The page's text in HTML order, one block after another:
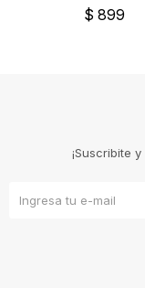
color blanco
$ 899
¡Suscribite